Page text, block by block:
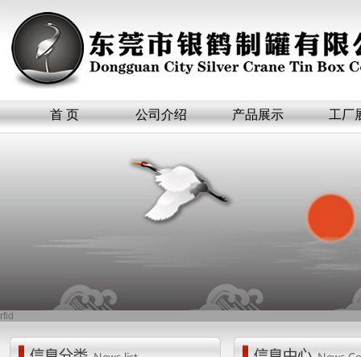
首 页 公司介绍 产品展示 工厂
rfid